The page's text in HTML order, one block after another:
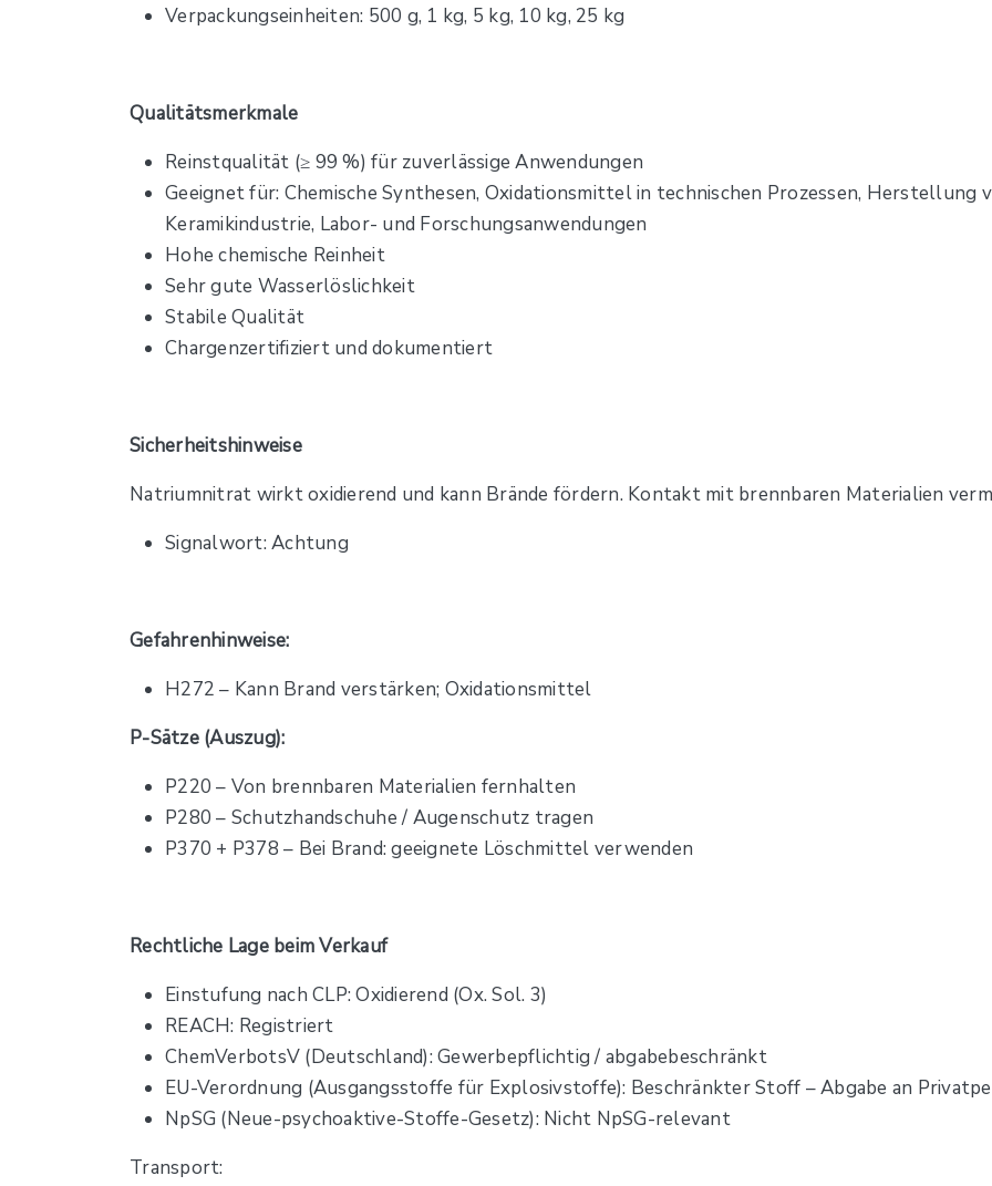
Verpackungseinheiten: 500 g, 1 kg, 5 kg, 10 kg, 25 kg
Qualitätsmerkmale
Reinstqualität (≥ 99 %) für zuverlässige Anwendungen
Geeignet für: Chemische Synthesen, Oxidationsmittel in technischen Prozessen, Herstellung
Keramikindustrie, Labor- und Forschungsanwendungen
Hohe chemische Reinheit
Sehr gute Wasserlöslichkeit
Stabile Qualität
Chargenzertifiziert und dokumentiert
Sicherheitshinweise
Natriumnitrat wirkt oxidierend und kann Brände fördern. Kontakt mit brennbaren Materialien
Signalwort: Achtung
Gefahrenhinweise:
H272 – Kann Brand verstärken; Oxidationsmittel
P-Sätze (Auszug):
P220 – Von brennbaren Materialien fernhalten
P280 – Schutzhandschuhe / Augenschutz tragen
P370 + P378 – Bei Brand: geeignete Löschmittel verwenden
Rechtliche Lage beim Verkauf
Einstufung nach CLP: Oxidierend (Ox. Sol. 3)
REACH: Registriert
ChemVerbotsV (Deutschland): Gewerbepflichtig / abgabebeschränkt
EU-Verordnung (Ausgangsstoffe für Explosivstoffe): Beschränkter Stoff – Abgabe an
NpSG (Neue-psychoaktive-Stoffe-Gesetz): Nicht NpSG-relevant
Transport: